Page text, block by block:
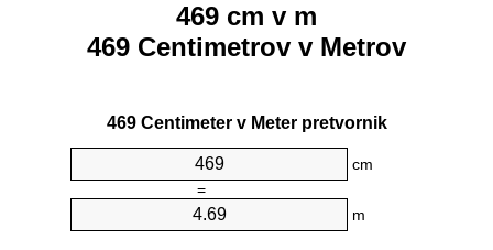
469 cm v m
469 Centimetrov v Metrov
469 Centimeter v Meter pretvornik
cm
=
m